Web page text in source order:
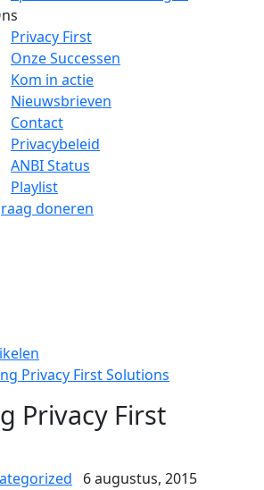
Privacy First
Onze Successen
Kom in actie
Nieuwsbrieven
Contact
Privacybeleid
ANBI Status
Playlist
doneren
Privacy First Solutions
Privacy First
6 augustus, 2015